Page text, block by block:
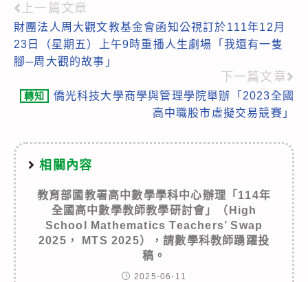
Read
more
articles
上一篇文章
財團法人周大觀文教基金會函知公視訂於111年12月
23日（星期五）上午9時重播人生劇場「我還有一隻
腳─周大觀的故事」
下一篇文章
轉知
僑光科技大學商學與管理學院舉辦「2023全國
高中職股市虛擬交易競賽」
相關內容
教育部國教署高中數學學科中心辦理「114年
全國高中數學教師教學研討會」（High
School Mathematics Teachers’ Swap
2025， MTS 2025），請數學科教師踴躍投
稿。
2025-06-11